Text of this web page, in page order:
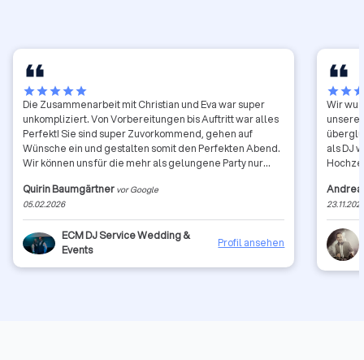
starstarstarstarstar
Die Zusammenarbeit mit Christian und Eva war super
unkompliziert. Von Vorbereitungen bis Auftritt war alles
Perfekt! Sie sind super Zuvorkommend, gehen auf
Wünsche ein und gestalten somit den Perfekten Abend.
Wir können uns für die mehr als gelungene Party nur
Quirin Baumgärtner vor Google
05.02.2026
ECM DJ Service Wedding &
Events
Profil ansehen
starstar
Wir
als DJ
halten.
wie der
bei
Andrea